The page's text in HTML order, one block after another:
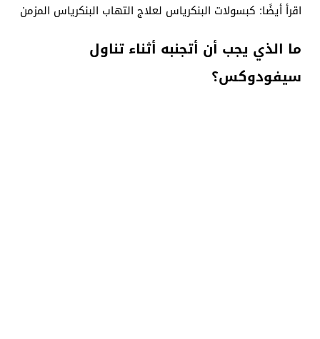
اقرأ أيضًا: كبسولات البنكرياس لعلاج التهاب البنكرياس المزمن
ما الذي يجب أن أتجنبه أثناء تناول
سيفودوكس؟